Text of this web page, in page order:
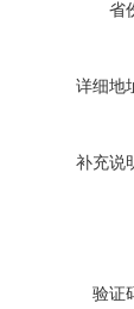
省
详细地
补充说
验证